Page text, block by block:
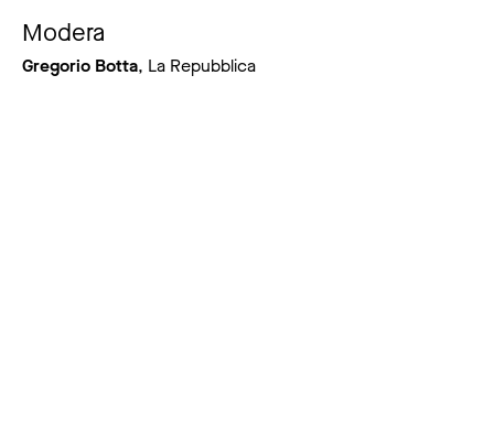
Modera
Gregorio Botta, La Repubblica